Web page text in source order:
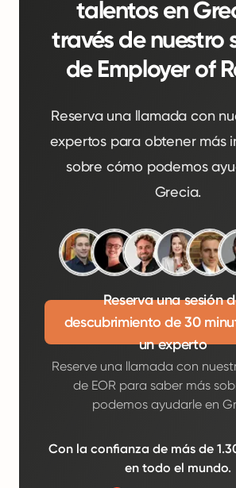
talentos en
través de nuestro
de Employer of
Reserva una llamada con
expertos para obtener más
sobre cómo podemos
Grecia.
Reserva una sesión
descubrimiento de 30
un experto
Reserve una llamada con
de EOR para saber más
podemos ayudarle en
Con la confianza de más de
en todo el mundo.